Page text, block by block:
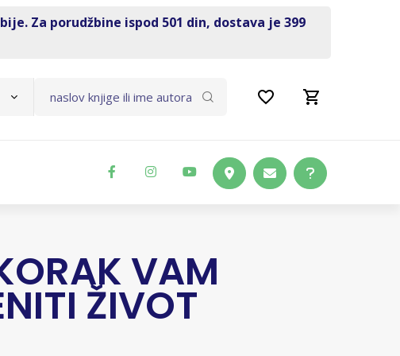
Za porudžbine ispod 501 din, dostava je 399
VAM
ŽIVOT